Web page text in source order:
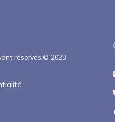
réservés.© 2023